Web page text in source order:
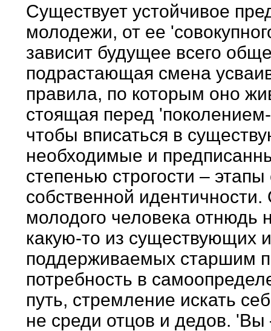
Существует устойчивое
молодежи, от ее
зависит будущее всего
подрастающая смена
правила, по которым оно
стоящая перед
чтобы вписаться в
необходимые и
степенью строгости –
собственной
молодого человека отнюдь
какую-то из существующих
поддерживаемых старшим
потребность в
путь, стремление искать
не среди отцов и дедов. 'Вы